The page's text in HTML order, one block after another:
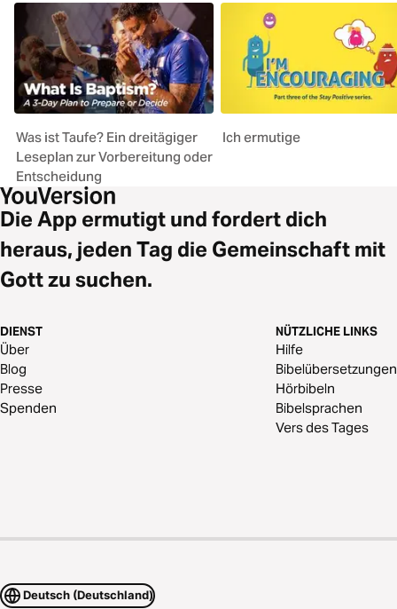
Was ist Taufe? Ein dreitägiger
Leseplan zur Vorbereitung oder
Entscheidung
Ich ermutige
Die App ermutigt und fordert dich
heraus, jeden Tag die Gemeinschaft mit
Gott zu suchen.
DIENST
Über
Blog
Presse
Spenden
NÜTZLICHE LINKS
Hilfe
Bibelübersetzungen
Hörbibeln
Bibelsprachen
Vers des Tages
Deutsch (Deutschland)